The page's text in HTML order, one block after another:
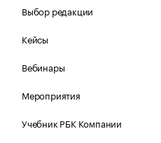
Выбор редакции
Кейсы
Вебинары
Мероприятия
Учебник РБК Компании